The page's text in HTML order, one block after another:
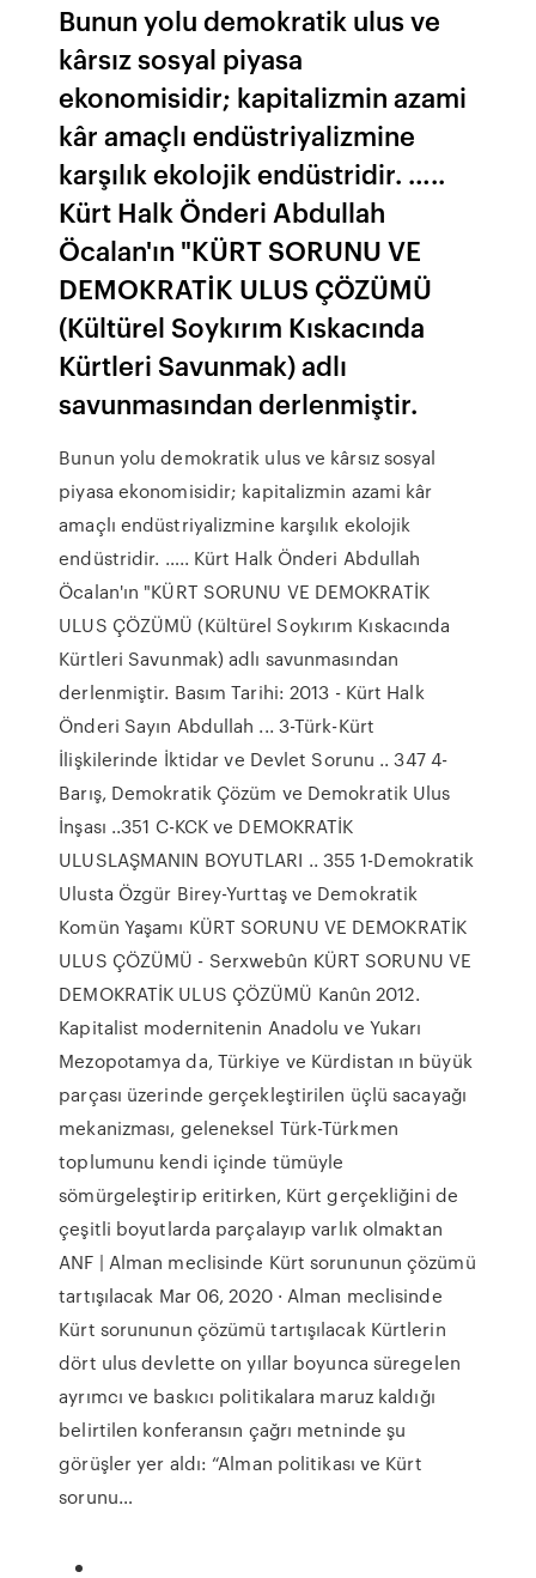
Bunun yolu demokratik ulus ve
kârsız sosyal piyasa
ekonomisidir; kapitalizmin azami
kâr amaçlı endüstriyalizmine
karşılık ekolojik endüstridir. …..
Kürt Halk Önderi Abdullah
Öcalan'ın "KÜRT SORUNU VE
DEMOKRATİK ULUS ÇÖZÜMÜ
(Kültürel Soykırım Kıskacında
Kürtleri Savunmak) adlı
savunmasından derlenmiştir.
Bunun yolu demokratik ulus ve kârsız sosyal
piyasa ekonomisidir; kapitalizmin azami kâr
amaçlı endüstriyalizmine karşılık ekolojik
endüstridir. ….. Kürt Halk Önderi Abdullah
Öcalan'ın "KÜRT SORUNU VE DEMOKRATİK
ULUS ÇÖZÜMÜ (Kültürel Soykırım Kıskacında
Kürtleri Savunmak) adlı savunmasından
derlenmiştir. Basım Tarihi: 2013 - Kürt Halk
Önderi Sayın Abdullah ... 3-Türk-Kürt
İlişkilerinde İktidar ve Devlet Sorunu .. 347 4-
Barış, Demokratik Çözüm ve Demokratik Ulus
İnşası ..351 C-KCK ve DEMOKRATİK
ULUSLAŞMANIN BOYUTLARI .. 355 1-Demokratik
Ulusta Özgür Birey-Yurttaş ve Demokratik
Komün Yaşamı KÜRT SORUNU VE DEMOKRATİK
ULUS ÇÖZÜMÜ - Serxwebûn KÜRT SORUNU VE
DEMOKRATİK ULUS ÇÖZÜMÜ Kanûn 2012.
Kapitalist modernitenin Anadolu ve Yukarı
Mezopotamya da, Türkiye ve Kürdistan ın büyük
parçası üzerinde gerçekleştirilen üçlü sacayağı
mekanizması, geleneksel Türk-Türkmen
toplumunu kendi içinde tümüyle
sömürgeleştirip eritirken, Kürt gerçekliğini de
çeşitli boyutlarda parçalayıp varlık olmaktan
ANF | Alman meclisinde Kürt sorununun çözümü
tartışılacak Mar 06, 2020 · Alman meclisinde
Kürt sorununun çözümü tartışılacak Kürtlerin
dört ulus devlette on yıllar boyunca süregelen
ayrımcı ve baskıcı politikalara maruz kaldığı
belirtilen konferansın çağrı metninde şu
görüşler yer aldı: “Alman politikası ve Kürt
sorunu…